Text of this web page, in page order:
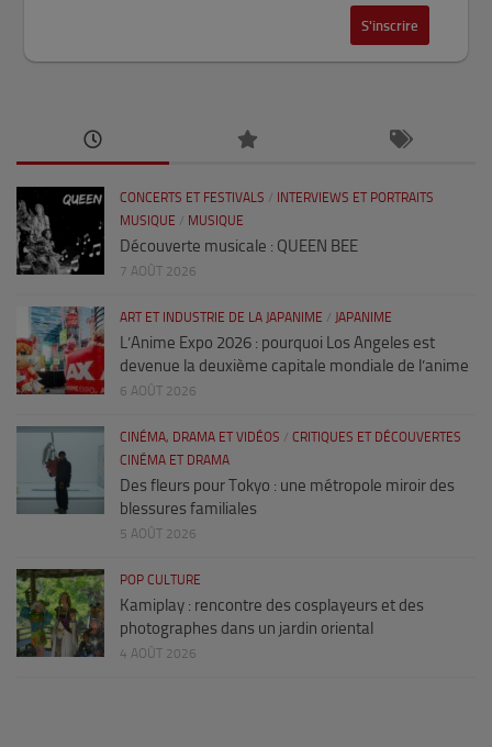
CONCERTS ET FESTIVALS /
INTERVIEWS ET PORTRAITS
MUSIQUE / MUSIQUE
Découverte musicale : QUEEN BEE
7 AOÛT 2026
ART ET INDUSTRIE DE LA JAPANIME / JAPANIME
L’Anime Expo 2026 : pourquoi Los Angeles est
devenue la deuxième capitale mondiale de l’anime
6 AOÛT 2026
CINÉMA, DRAMA ET VIDÉOS / CRITIQUES ET DÉCOUVERTES
CINÉMA ET DRAMA
Des fleurs pour Tokyo : une métropole miroir des
blessures familiales
5 AOÛT 2026
POP CULTURE
Kamiplay : rencontre des cosplayeurs et des
photographes dans un jardin oriental
4 AOÛT 2026